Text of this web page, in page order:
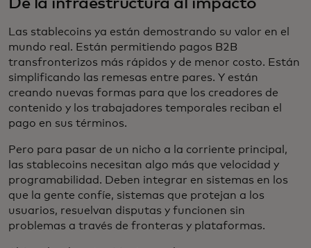
Las stablecoins ya están demostrando su valor en el
mundo real. Están permitiendo pagos B2B
transfronterizos más rápidos y de menor costo. Están
simplificando las remesas entre pares. Y están
creando nuevas formas para que los creadores de
contenido y los trabajadores temporales reciban el
pago en sus términos.
Pero para pasar de un nicho a la corriente principal,
las stablecoins necesitan algo más que velocidad y
programabilidad. Deben integrar en sistemas en los
que la gente confíe, sistemas que protejan a los
usuarios, resuelvan disputas y funcionen sin
problemas a través de fronteras y plataformas.